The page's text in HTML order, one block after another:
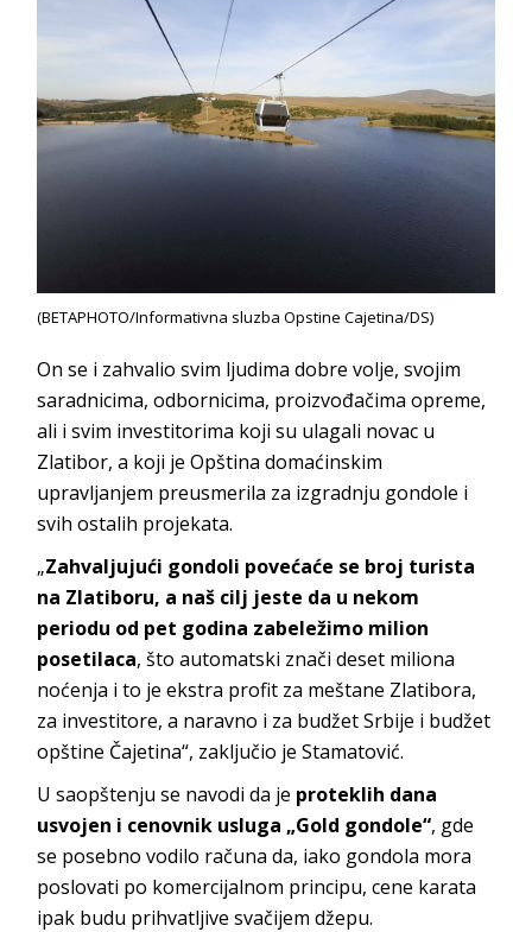
(BETAPHOTO/Informativna sluzba Opstine Cajetina/DS)
On se i zahvalio svim ljudima dobre volje, svojim
saradnicima, odbornicima, proizvođačima opreme,
ali i svim investitorima koji su ulagali novac u
Zlatibor, a koji je Opština domaćinskim
upravljanjem preusmerila za izgradnju gondole i
svih ostalih projekata.
„Zahvaljujući gondoli povećaće se broj turista
na Zlatiboru, a naš cilj jeste da u nekom
periodu od pet godina zabeležimo milion
posetilaca, što automatski znači deset miliona
noćenja i to je ekstra profit za meštane Zlatibora,
za investitore, a naravno i za budžet Srbije i budžet
opštine Čajetina“, zaključio je Stamatović.
U saopštenju se navodi da je proteklih dana
usvojen i cenovnik usluga „Gold gondole“, gde
se posebno vodilo računa da, iako gondola mora
poslovati po komercijalnom principu, cene karata
ipak budu prihvatljive svačijem džepu.